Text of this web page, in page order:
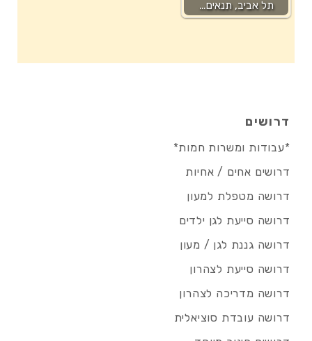
תל אביב, תנאים…
דרושים
*עבודות ומשרות חמות*
דרושים אחים / אחיות
דרושה מטפלת למעון
דרושה סייעת לגן ילדים
דרושה גננת לגן / מעון
דרושה סייעת לצהרון
דרושה מדריכה לצהרון
דרושה עובדת סוציאלית